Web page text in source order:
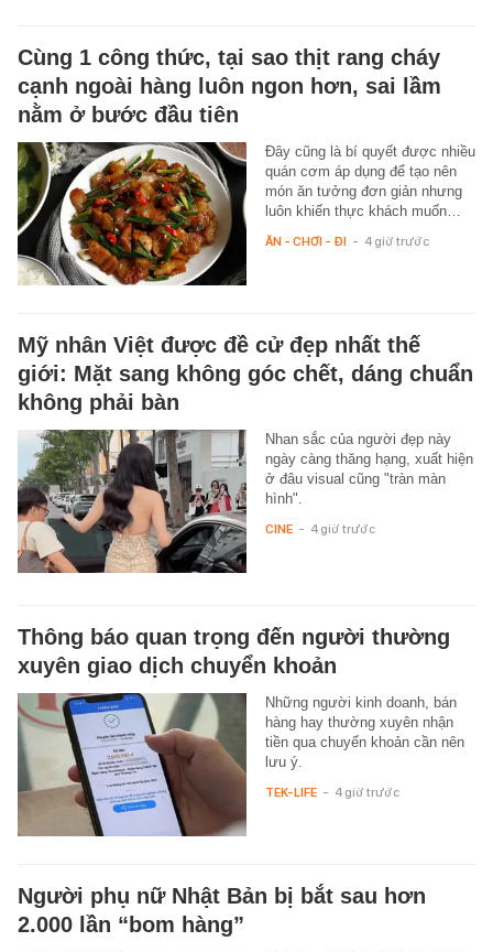
Cùng 1 công thức, tại sao thịt rang cháy
cạnh ngoài hàng luôn ngon hơn, sai lầm
nằm ở bước đầu tiên
Đây cũng là bí quyết được nhiều
quán cơm áp dụng để tạo nên
món ăn tưởng đơn giản nhưng
luôn khiến thực khách muốn…
ĂN - CHƠI - ĐI - 4 giờ trước
Mỹ nhân Việt được đề cử đẹp nhất thế
giới: Mặt sang không góc chết, dáng chuẩn
không phải bàn
Nhan sắc của người đẹp này
ngày càng thăng hạng, xuất hiện
ở đâu visual cũng "tràn màn
hình".
CINE - 4 giờ trước
Thông báo quan trọng đến người thường
xuyên giao dịch chuyển khoản
Những người kinh doanh, bán
hàng hay thường xuyên nhận
tiền qua chuyển khoản cần nên
lưu ý.
TEK-LIFE - 4 giờ trước
Người phụ nữ Nhật Bản bị bắt sau hơn
2.000 lần “bom hàng”